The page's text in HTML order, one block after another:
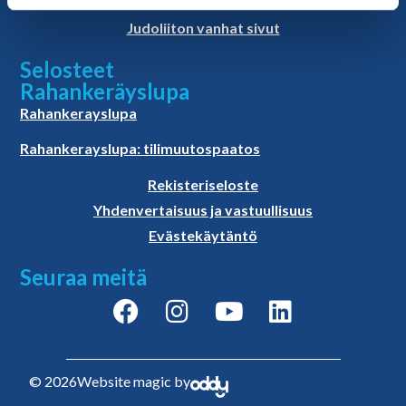
Judoliiton vanhat sivut
Selosteet
Rahankeräyslupa
Rahankerayslupa
Rahankerayslupa: tilimuutospaatos
Rekisteriseloste
Yhdenvertaisuus ja vastuullisuus
Evästekäytäntö
Seuraa meitä
© 2026Website magic by